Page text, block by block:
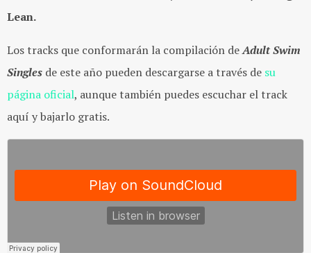
Lean.
Los tracks que conformarán la compilación deAdult Swim
Singles de este año pueden descargarse a través de su
página oficial, aunque también puedes escuchar el track
aquí y bajarlo gratis.